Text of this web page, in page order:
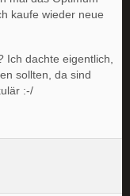
kaufe wieder neue
Ich dachte eigentlich,
sollten, da sind
:-/